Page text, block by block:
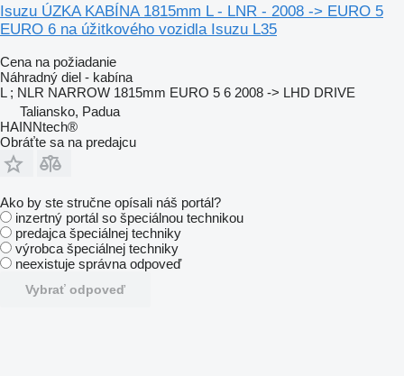
Isuzu ÚZKA KABÍNA 1815mm L - LNR - 2008 -> EURO 5
EURO 6 na úžitkového vozidla Isuzu L35
Cena na požiadanie
Náhradný diel - kabína
L ; NLR NARROW 1815mm EURO 5 6 2008 -> LHD DRIVE
Taliansko, Padua
HAINNtech®
Obráťte sa na predajcu
Ako by ste stručne opísali náš portál?
inzertný portál so špeciálnou technikou
predajca špeciálnej techniky
výrobca špeciálnej techniky
neexistuje správna odpoveď
Vybrať odpoveď